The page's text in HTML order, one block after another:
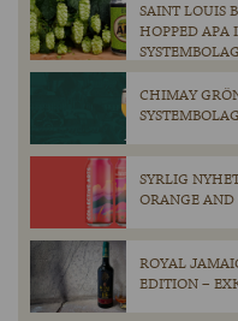
SAINT LOUIS
HOPPED APA
CHIMAY
SYRLIG
ORANGE
ROYAL
EDITION –